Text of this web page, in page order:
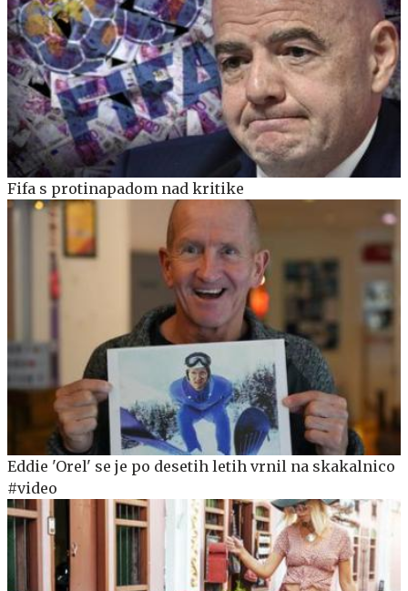
Fifa s protinapadom nad kritike
Eddie 'Orel' se je po desetih letih vrnil na skakalnico
#video